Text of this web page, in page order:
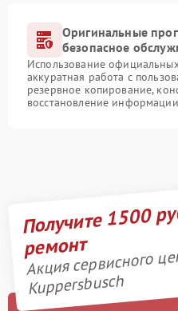
Оригинальные
безопасное
Использование
аккуратная работа с
резервное копирование,
восстановление
Получите 1500
ремонт
Акция сервисного
Kuppersbusch